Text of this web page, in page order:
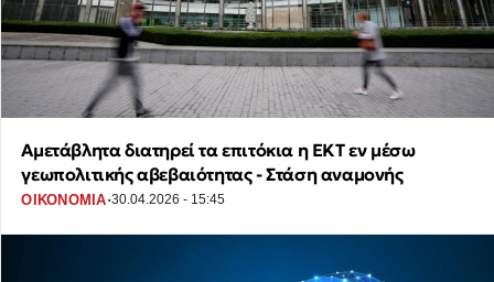
Αμετάβλητα διατηρεί τα επιτόκια η ΕΚΤ εν μέσω
γεωπολιτικής αβεβαιότητας - Στάση αναμονής
ΟΙΚΟΝΟΜΙΑ·30.04.2026 - 15:45